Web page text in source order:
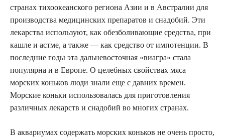
странах тихоокеанского региона Азии и в Австралии для
производства медицинских препаратов и снадобий. Эти
лекарства используют, как обезболивающие средства, при
кашле и астме, а также — как средство от импотенции. В
последние годы эта дальневосточная «виагра» стала
популярна и в Европе. О целебных свойствах мяса
морских коньков люди знали еще с давних времен.
Морские коньки использовалась для приготовления
различных лекарств и снадобий во многих странах.
В аквариумах содержать морских коньков не очень просто,